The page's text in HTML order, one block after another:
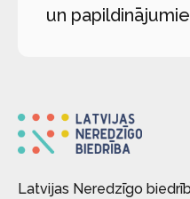
un
Latvijas Neredzīgo